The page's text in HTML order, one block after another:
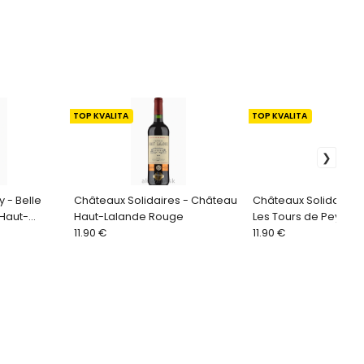
- Belle
Châteaux Solidaires - Château
Haut-Lalande Rouge
TOP KVALITA
11.90 €
Châteaux Solidaires
Les Tours de Peyrat
Vignes
TOP KVALITA
11.90 €